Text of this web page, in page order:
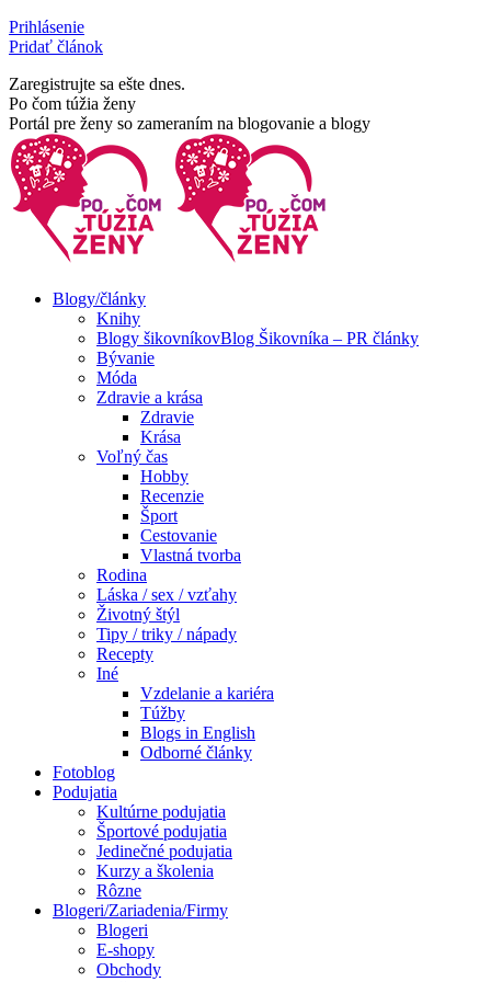
Skip
to
Prihlásenie
Pridať článok
Zaregistrujte sa ešte dnes.
Facebook
page
opens
in
new
window
Rss
page
opens
in
new
window
Po čom túžia ženy
Portál pre ženy so zameraním na blogovanie a blogy
Blogy/články
Knihy
Blogy šikovníkovBlog Šikovníka – PR články
Bývanie
Móda
Zdravie a krása
Zdravie
Krása
Voľný čas
Hobby
Recenzie
Šport
Cestovanie
Vlastná tvorba
Rodina
Láska / sex / vzťahy
Životný štýl
Tipy / triky / nápady
Recepty
Iné
Vzdelanie a kariéra
Túžby
Blogs in English
Odborné články
Fotoblog
Podujatia
Kultúrne podujatia
Športové podujatia
Jedinečné podujatia
Kurzy a školenia
Rôzne
Blogeri/Zariadenia/Firmy
Blogeri
E-shopy
Obchody